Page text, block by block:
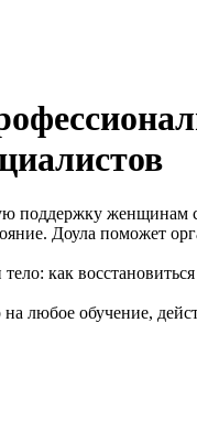
поддержку женщинам
Доула поможет
как
любое обучение,